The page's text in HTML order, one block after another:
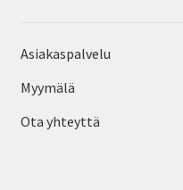
Asiakaspalvelu
Myymälä
Ota yhteyttä